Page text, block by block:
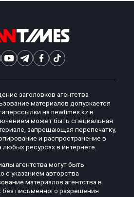
заголовков агентства
материалов допускается
на newtimes.kz в
может быть специальная
запрещающая перепечатку,
и распространение в
ресурсах в интернете.
агентства могут быть
с указанием авторства
материалов агентства в
письменного разрешения